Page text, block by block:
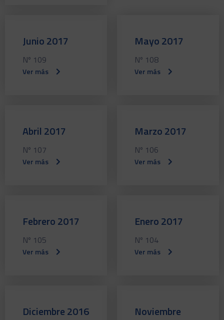
Junio 2017
Nº 109
Ver más
Mayo 2017
Nº 108
Ver más
Abril 2017
Nº 107
Ver más
Marzo 2017
Nº 106
Ver más
Febrero 2017
Nº 105
Ver más
Enero 2017
Nº 104
Ver más
Diciembre 2016
Noviembre